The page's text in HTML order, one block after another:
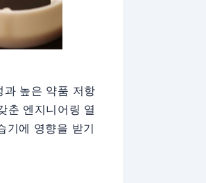
과 높은 약품 저항
춘 엔지니어링 열
기에 영향을 받기